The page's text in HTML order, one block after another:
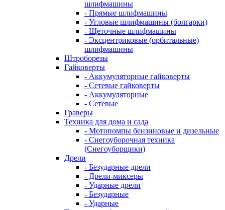
шлифмашины
- Прямые шлифмашины
- Угловые шлифмашины (болгарки)
- Щеточные шлифмашины
- Эксцентриковые (орбитальные)
шлифмашины
Штроборезы
Гайковерты
- Аккумуляторные гайковерты
- Сетевые гайковерты
- Аккумуляторные
- Сетевые
Граверы
Техника для дома и сада
- Мотопомпы бензиновые и дизельные
- Снегоуборочная техника
(Снегоуборщики)
Дрели
- Безударные дрели
- Дрели-миксеры
- Ударные дрели
- Безударные
- Ударные